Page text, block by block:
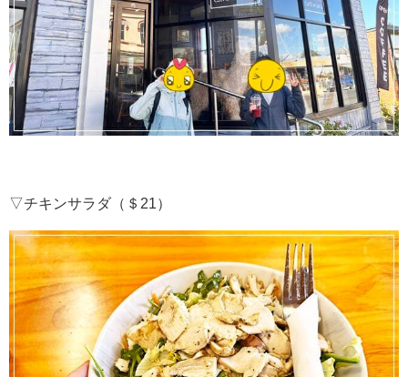
▽チキンサラダ（＄21）